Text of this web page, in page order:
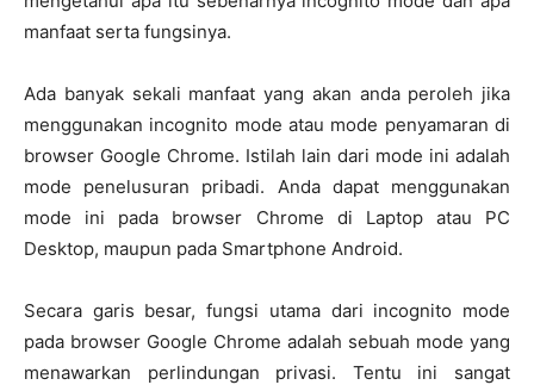
manfaat serta fungsinya.
Ada banyak sekali manfaat yang akan anda peroleh jika
menggunakan incognito mode atau mode penyamaran di
browser Google Chrome. Istilah lain dari mode ini adalah
mode penelusuran pribadi. Anda dapat menggunakan
mode ini pada browser Chrome di Laptop atau PC
Desktop, maupun pada Smartphone Android.
Secara garis besar, fungsi utama dari incognito mode
pada browser Google Chrome adalah sebuah mode yang
menawarkan perlindungan privasi. Tentu ini sangat